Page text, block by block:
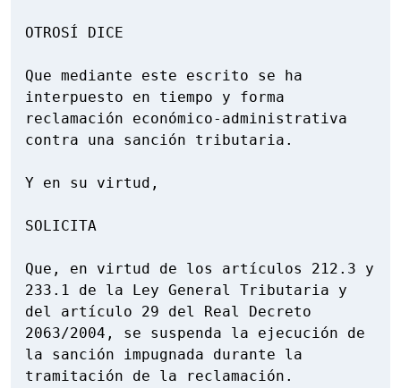
OTROSÍ DICE
Que mediante este escrito se ha
interpuesto en tiempo y forma
reclamación económico-administrativa
contra una sanción tributaria.
Y en su virtud,
SOLICITA
Que, en virtud de los artículos 212.3 y
233.1 de la Ley General Tributaria y
del artículo 29 del Real Decreto
2063/2004, se suspenda la ejecución de
la sanción impugnada durante la
tramitación de la reclamación.